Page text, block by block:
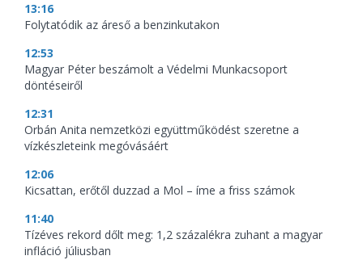
13:16
Folytatódik az áreső a benzinkutakon
12:53
Magyar Péter beszámolt a Védelmi Munkacsoport
döntéseiről
12:31
Orbán Anita nemzetközi együttműködést szeretne a
vízkészleteink megóvásáért
12:06
Kicsattan, erőtől duzzad a Mol – íme a friss számok
11:40
Tízéves rekord dőlt meg: 1,2 százalékra zuhant a magyar
infláció júliusban